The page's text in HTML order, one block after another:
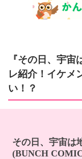
『その日、宇
レ紹介！イケ
い！？